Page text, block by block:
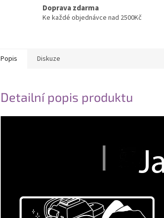
Doprava zdarma
Ke každé objednávce nad 2500Kč
Popis Diskuze
Detailní popis produktu